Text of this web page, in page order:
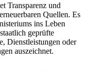
Transparenz und
Quellen. Es
ins Leben
geprüfte
Dienstleistungen oder
auszeichnet.